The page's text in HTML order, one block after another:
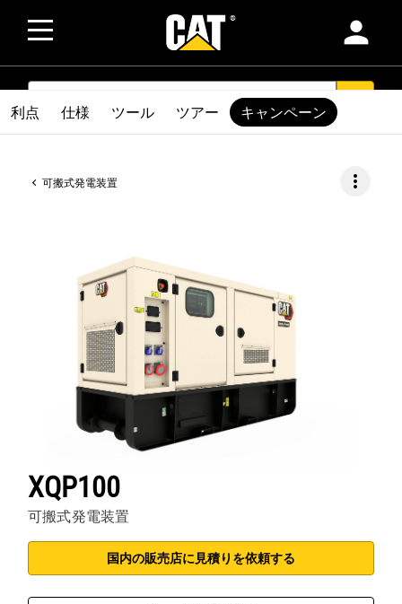
person
SEARCH
可搬式発電装置 more_vert
XQP100
可搬式発電装置
国内の販売店に見積りを依頼する
利点 仕様 ツール ツアー キャンペーン